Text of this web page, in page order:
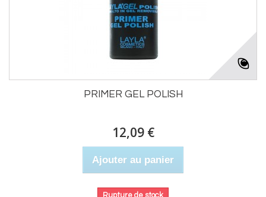
PRIMER GEL POLISH
12,09 €
Ajouter au panier
Rupture de stock